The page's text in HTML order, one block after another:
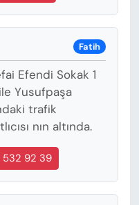
Fatih
Efendi Sokak 1
Yusufpaşa
trafik
nın altında.
532 92 39